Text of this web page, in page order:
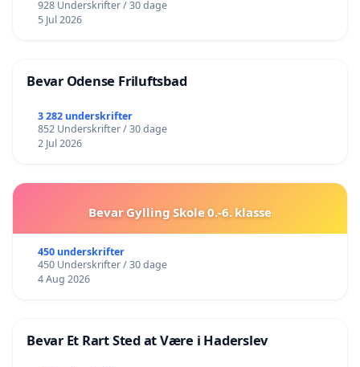
928 Underskrifter / 30 dage
5 Jul 2026
Bevar Odense Friluftsbad
3 282 underskrifter
852 Underskrifter / 30 dage
2 Jul 2026
Bevar Gylling Skole 0.-6. klasse
450 underskrifter
450 Underskrifter / 30 dage
4 Aug 2026
Bevar Et Rart Sted at Være i Haderslev